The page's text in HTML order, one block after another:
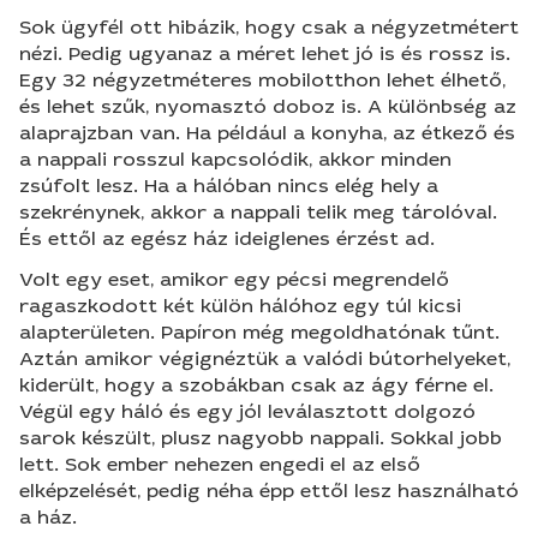
Sok ügyfél ott hibázik, hogy csak a négyzetmétert
nézi. Pedig ugyanaz a méret lehet jó is és rossz is.
Egy 32 négyzetméteres mobilotthon lehet élhető,
és lehet szűk, nyomasztó doboz is. A különbség az
alaprajzban van. Ha például a konyha, az étkező és
a nappali rosszul kapcsolódik, akkor minden
zsúfolt lesz. Ha a hálóban nincs elég hely a
szekrénynek, akkor a nappali telik meg tárolóval.
És ettől az egész ház ideiglenes érzést ad.
Volt egy eset, amikor egy pécsi megrendelő
ragaszkodott két külön hálóhoz egy túl kicsi
alapterületen. Papíron még megoldhatónak tűnt.
Aztán amikor végignéztük a valódi bútorhelyeket,
kiderült, hogy a szobákban csak az ágy férne el.
Végül egy háló és egy jól leválasztott dolgozó
sarok készült, plusz nagyobb nappali. Sokkal jobb
lett. Sok ember nehezen engedi el az első
elképzelését, pedig néha épp ettől lesz használható
a ház.